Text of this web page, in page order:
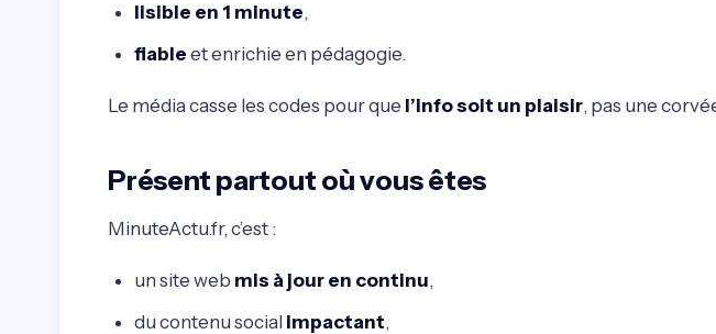
lisible en 1 minute,
fiable et enrichie en pédagogie.
Le média casse les codes pour que l’info soit un plaisir, pas une
Présent partout où vous êtes
MinuteActu.fr, c’est :
un site web mis à jour en continu,
du contenu social impactant,